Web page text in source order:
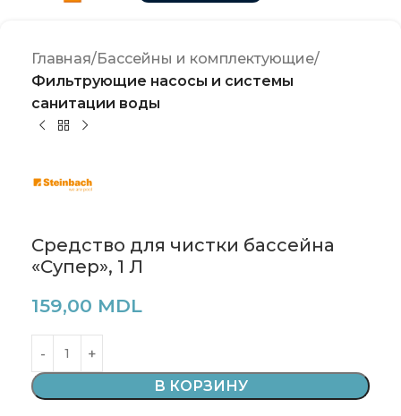
Главная Бассейны и комплектующие
Фильтрующие насосы и системы
санитации воды
Средство для чистки бассейна
«Супер», 1 Л
159,00 MDL
В КОРЗИНУ